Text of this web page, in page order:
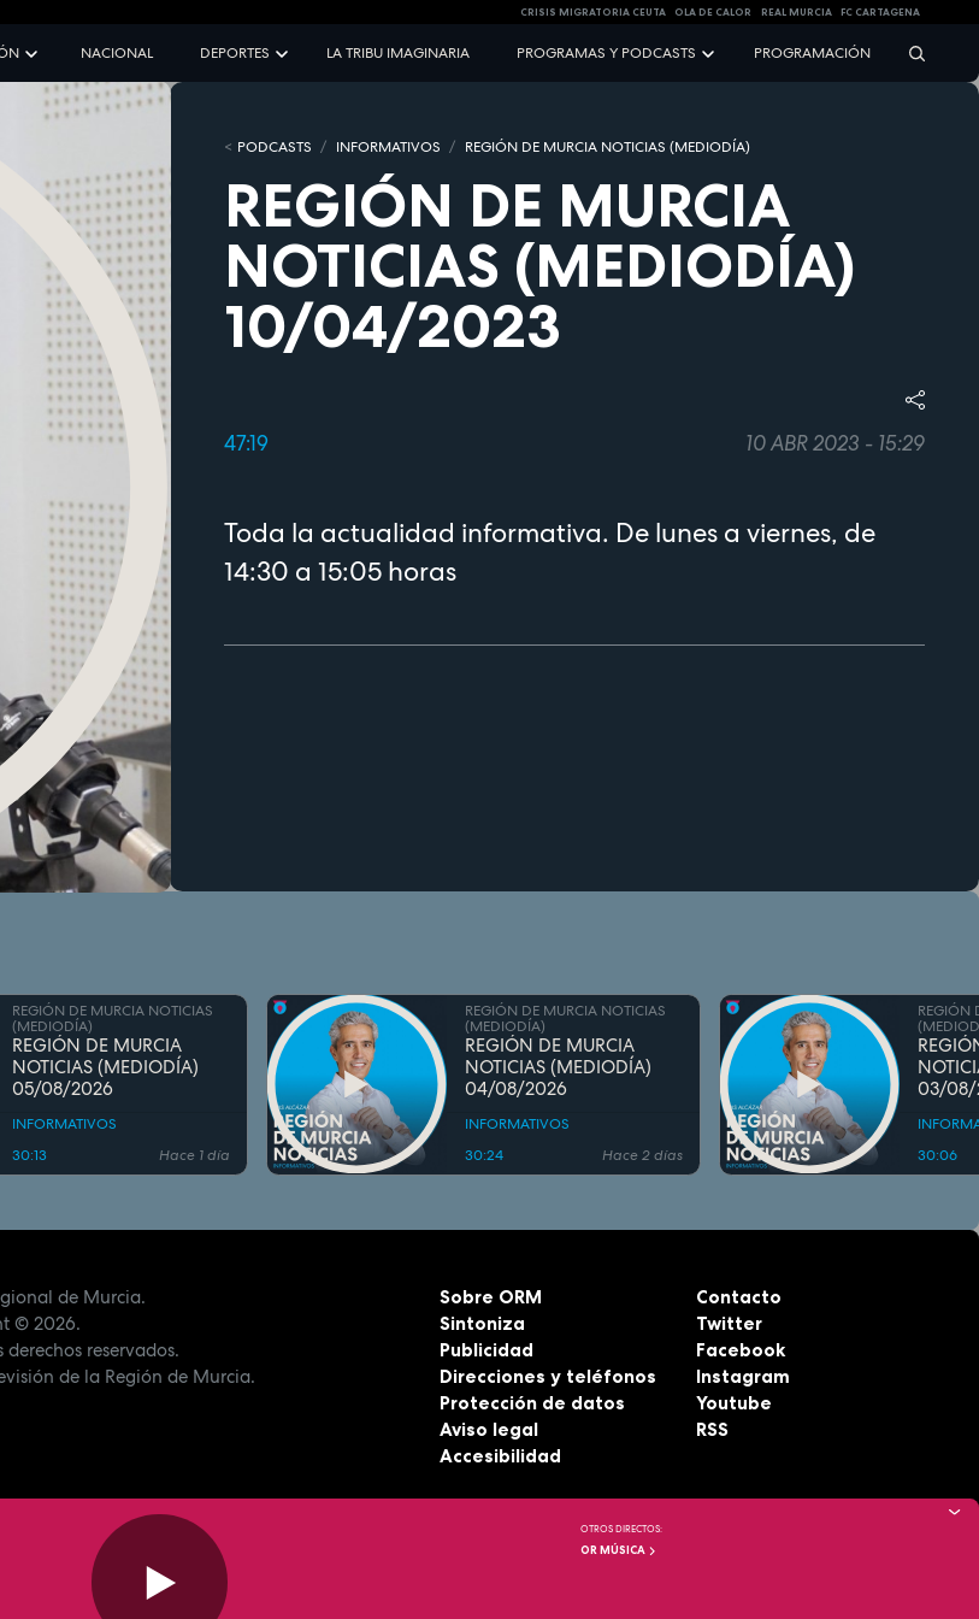
CRISIS MIGRATORIA CEUTA OLA DE CALOR REAL MURCIA FC CARTAGENA
NACIONAL DEPORTES LA TRIBU IMAGINARIA PROGRAMAS Y PODCASTS PROGRAMACIÓN
PODCASTS INFORMATIVOS REGIÓN DE MURCIA NOTICIAS (MEDIODÍA)
REGIÓN DE MURCIA
NOTICIAS (MEDIODÍA)
10/04/2023
47:19 10 ABR 2023 - 15:29
Toda la actualidad informativa. De lunes a viernes, de
14:30 a 15:05 horas
REGIÓN DE MURCIA NOTICIAS
(MEDIODÍA)
REGIÓN DE MURCIA
NOTICIAS (MEDIODÍA)
05/08/2026
INFORMATIVOS
30:13
Hace 1 día
REGIÓN DE MURCIA NOTICIAS
(MEDIODÍA)
REGIÓN DE MURCIA
NOTICIAS (MEDIODÍA)
04/08/2026
INFORMATIVOS
30:24
Hace 2 días
REGIÓN
03/08/
30:06
de Murcia.
© 2026.
derechos reservados.
de la Región de Murcia.
Sobre ORM
Sintoniza
Publicidad
Direcciones y teléfonos
Protección de datos
Aviso legal
Accesibilidad
Contacto
Twitter
Facebook
Instagram
Youtube
RSS
OTROS DIRECTOS:
OR MÚSICA